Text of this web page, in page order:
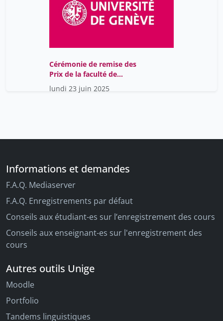
Cérémonie de remise des
Prix de la faculté de
médecine 2025
lundi 23 juin 2025
Informations et demandes
F.A.Q. Mediaserver
F.A.Q. Enregistrements par défaut
Conseils aux étudiant-es sur l’enregistrement des cours
Conseils aux enseignant-es sur l'enregistrement des
cours
Autres outils Unige
Moodle
Portfolio
Tandems linguistiques